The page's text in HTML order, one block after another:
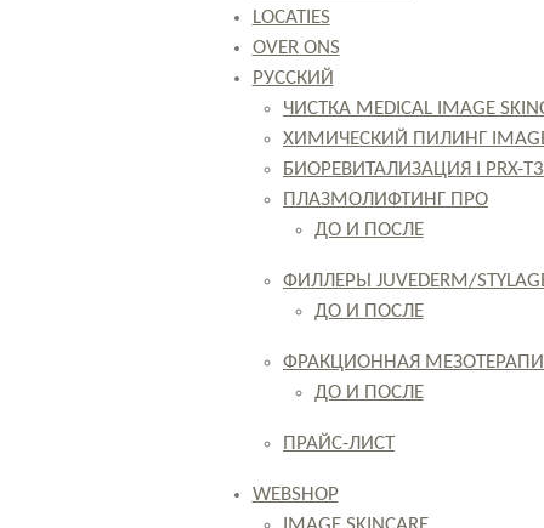
LOCATIES
OVER ONS
РУССКИЙ
ЧИСТКА MEDICAL IMAGE
ХИМИЧЕСКИЙ ПИЛИНГ IMAGE
БИОРЕВИТАЛИЗАЦИЯ I PRX-
ПЛАЗМОЛИФТИНГ ПРО
ДО И ПОСЛЕ
ФИЛЛЕРЫ JUVEDERM/
ДО И ПОСЛЕ
ФРАКЦИОННАЯ
ДО И ПОСЛЕ
ПРАЙС-ЛИСТ
WEBSHOP